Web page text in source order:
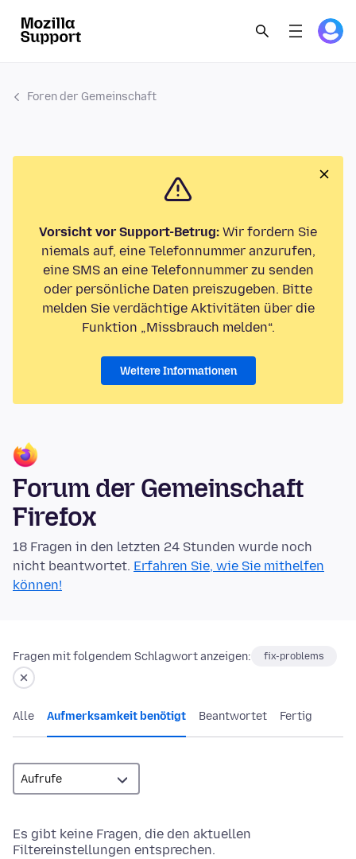
Foren der Gemeinschaft
Vorsicht vor Support-Betrug: Wir fordern Sie
niemals auf, eine Telefonnummer anzurufen,
eine SMS an eine Telefonnummer zu senden
oder persönliche Daten preiszugeben. Bitte
melden Sie verdächtige Aktivitäten über die
Funktion „Missbrauch melden“.
Weitere Informationen
Forum der Gemeinschaft
Firefox
18 Fragen in den letzten 24 Stunden wurde noch
nicht beantwortet. Erfahren Sie, wie Sie mithelfen
können!
Fragen mit folgendem Schlagwort anzeigen: fix-problems
Alle Aufmerksamkeit benötigt Beantwortet Fertig
Es gibt keine Fragen, die den aktuellen
Filtereinstellungen entsprechen.